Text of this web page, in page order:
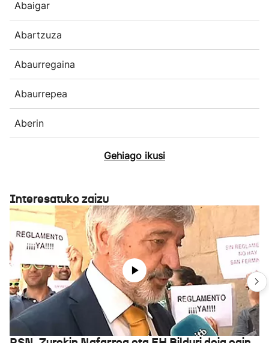
Abaigar
Abartzuza
Abaurregaina
Abaurrepea
Aberin
Gehiago ikusi
Interesatuko zaizu